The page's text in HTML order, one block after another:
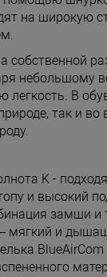
на широкую
собственной
небольшому
легкость. В
так и во
K -
и высокий
замши и
мягкий и